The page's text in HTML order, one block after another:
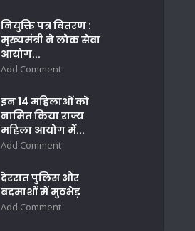
नियुक्ति पत्र वितरण :
मुख्यमंत्री ने लोक सेवा
आयोग...
Add Comment
इन 14 महिलाओं को
नामित किया राज्य
महिला आयोग में...
Add Comment
देररात पुलिस और
बदमाशों में मुठभेड़
Add Comment